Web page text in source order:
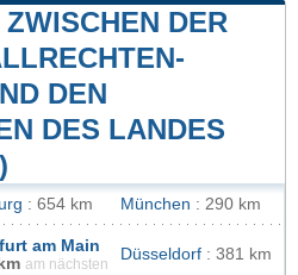
DER
DEN
DES LANDES
: 654 km München : 290 km
am Main
am nächsten
Düsseldorf : 381 km